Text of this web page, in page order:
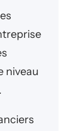
niveau